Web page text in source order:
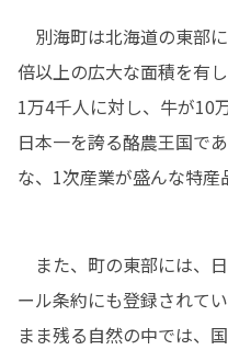
別海町は北海道の東部
倍以上の広大な面積を有
1万4千人に対し、牛が10
日本一を誇る酪農王国で
な、1次産業が盛んな特産
また、町の東部には、
ール条約にも登録されて
まま残る自然の中では、